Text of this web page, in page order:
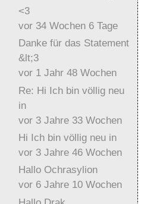
<3
vor 34 Wochen 6 Tage
Danke für das Statement
&lt;3
vor 1 Jahr 48 Wochen
Re: Hi Ich bin völlig neu
in
vor 3 Jahre 33 Wochen
Hi Ich bin völlig neu in
vor 3 Jahre 46 Wochen
Hallo Ochrasylion
vor 6 Jahre 10 Wochen